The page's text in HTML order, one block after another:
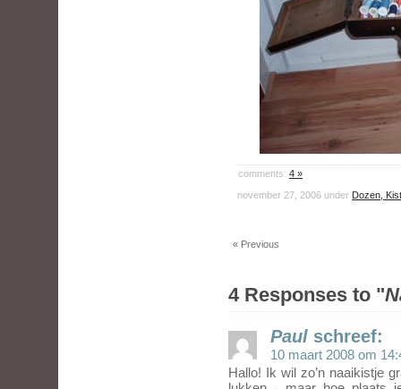
comments: 4 »
november 27, 2006 under Dozen,
« Previous
4 Responses to "
Paul schreef:
10 maart 2008 om
Hallo! Ik wil zo’n naaikistje